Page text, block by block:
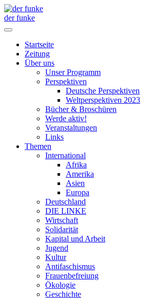
der funke
Startseite
Zeitung
Über uns
Unser Programm
Perspektiven
Deutsche Perspektiven
Weltperspektiven 2023
Bücher & Broschüren
Werde aktiv!
Veranstaltungen
Links
Themen
International
Afrika
Amerika
Asien
Europa
Deutschland
DIE LINKE
Wirtschaft
Solidarität
Kapital und Arbeit
Jugend
Kultur
Antifaschismus
Frauenbefreiung
Ökologie
Geschichte